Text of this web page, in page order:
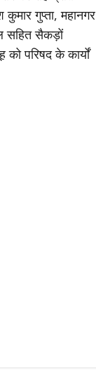
गुप्ता, महानगर
सहित सैकड़ों
परिषद के कार्यों